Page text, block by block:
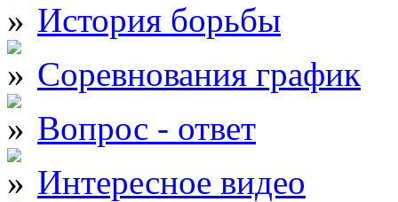
История борьбы
Соревнования график
Вопрос - ответ
Интересное видео